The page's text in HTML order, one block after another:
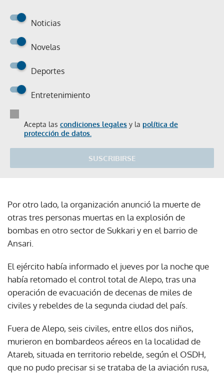
Noticias
Novelas
Deportes
Entretenimiento
Acepta las condiciones legales y la política de
protección de datos.
SUSCRIBIRSE
Por otro lado, la organización anunció la muerte de
otras tres personas muertas en la explosión de
bombas en otro sector de Sukkari y en el barrio de
Ansari.
El ejército había informado el jueves por la noche que
había retomado el control total de Alepo, tras una
operación de evacuación de decenas de miles de
civiles y rebeldes de la segunda ciudad del país.
Fuera de Alepo, seis civiles, entre ellos dos niños,
murieron en bombardeos aéreos en la localidad de
Atareb, situada en territorio rebelde, según el OSDH,
que no pudo precisar si se trataba de la aviación rusa,